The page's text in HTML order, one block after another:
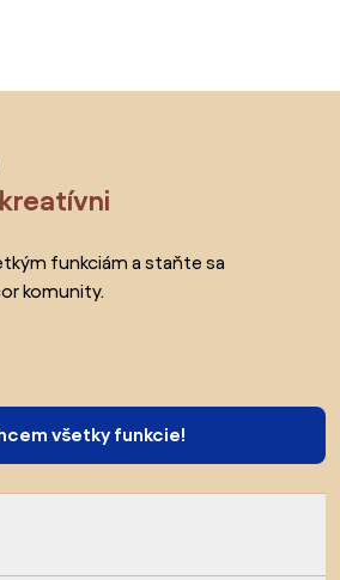
kreatívni
funkciám a staňte sa
komunity.
všetky funkcie!